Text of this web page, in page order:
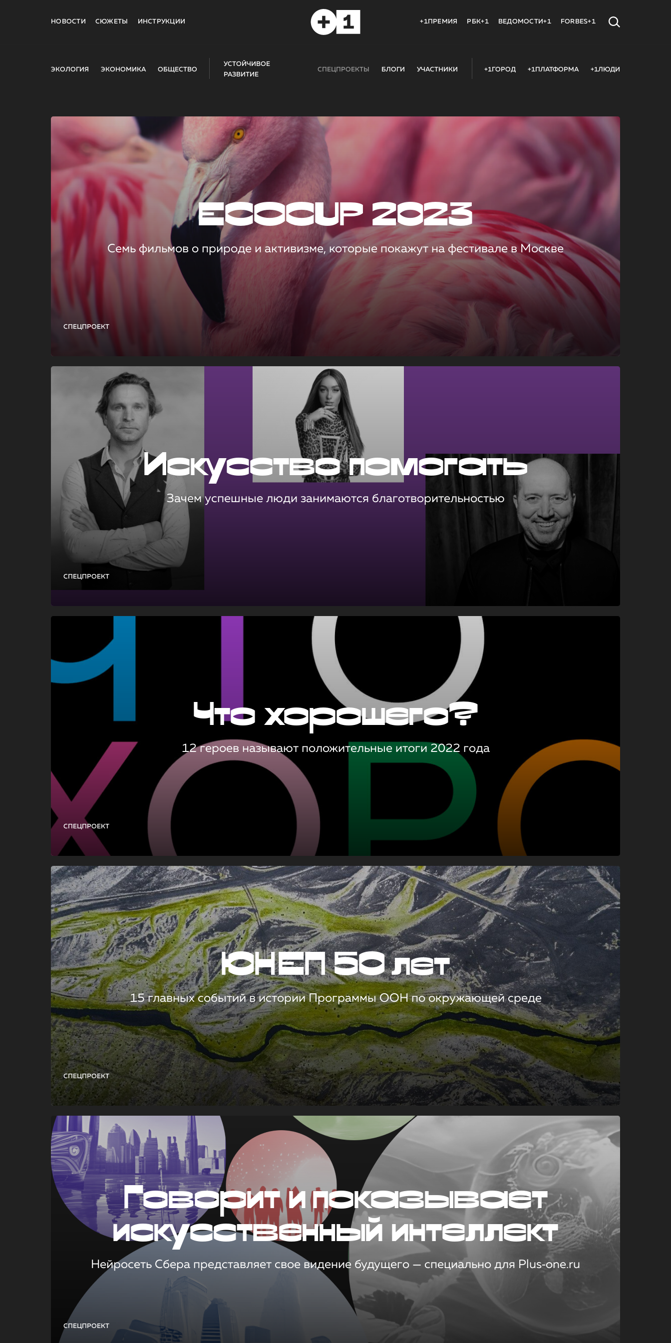
НОВОСТИ СЮЖЕТЫ ИНСТРУКЦИИ +1ПРЕМИЯ РБК+1 ВЕДОМОСТИ+1 FORBES+1
ЭКОЛОГИЯ ЭКОНОМИКА ОБЩЕСТВО
УСТОЙЧИВОЕ
РАЗВИТИЕ
СПЕЦПРОЕКТЫ БЛОГИ УЧАСТНИКИ +1ГОРОД +1ПЛАТФОРМА +1ЛЮДИ
СПЕЦПРОЕКТ
ECOCUP 2023
Семь фильмов о природе и активизме, которые покажут на фестивале в Москве
СПЕЦПРОЕКТ
Искусство помогать
Зачем успешные люди занимаются благотворительностью
СПЕЦПРОЕКТ
Что хорошего?
12 героев называют положительные итоги 2022 года
СПЕЦПРОЕКТ
ЮНЕП 50 лет
15 главных событий в истории Программы ООН по окружающей среде
СПЕЦПРОЕКТ
Говорит и показывает
искусственный интеллект
Нейросеть Сбера представляет свое видение будущего — специально для Plus‑one.ru